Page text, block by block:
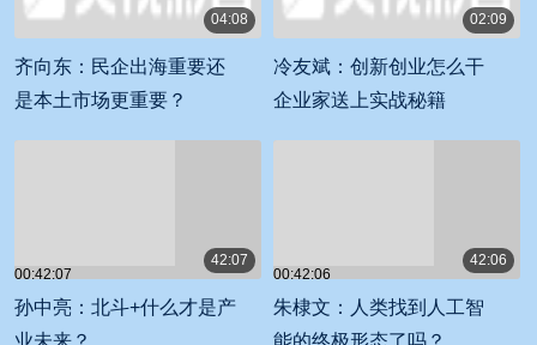
04:08
齐向东：民企出海重要还
是本土市场更重要？
02:09
冷友斌：创新创业怎么干
企业家送上实战秘籍
00:42:07
42:07
孙中亮：北斗+什么才是产
业未来？
00:42:06
42:06
朱棣文：人类找到人工智
能的终极形态了吗？